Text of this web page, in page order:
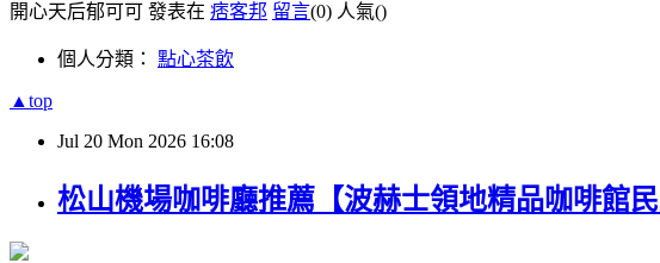
開心天后郁可可 發表在 痞客邦 留言(0) 人氣()
個人分類： 點心茶飲
▲top
Jul 20 Mon 2026 16:08
松山機場咖啡廳推薦【波赫士領地精品咖啡館